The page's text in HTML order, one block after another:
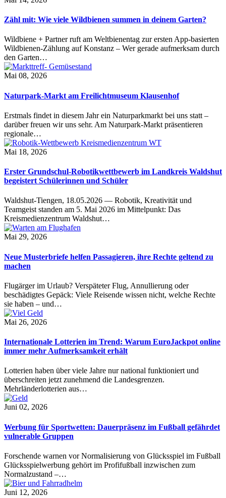
Zähl mit: Wie viele Wildbienen summen in deinem Garten?
Wildbiene + Partner ruft am Weltbienentag zur ersten App-basierten
Wildbienen-Zählung auf Konstanz – Wer gerade aufmerksam durch
den Garten…
Mai 08, 2026
Naturpark-Markt am Freilichtmuseum Klausenhof
Erstmals findet in diesem Jahr ein Naturparkmarkt bei uns statt –
darüber freuen wir uns sehr. Am Naturpark-Markt präsentieren
regionale…
Mai 18, 2026
Erster Grundschul-Robotikwettbewerb im Landkreis Waldshut
begeistert Schülerinnen und Schüler
Waldshut-Tiengen, 18.05.2026 — Robotik, Kreativität und
Teamgeist standen am 5. Mai 2026 im Mittelpunkt: Das
Kreismedienzentrum Waldshut…
Mai 29, 2026
Neue Musterbriefe helfen Passagieren, ihre Rechte geltend zu
machen
Flugärger im Urlaub? Verspäteter Flug, Annullierung oder
beschädigtes Gepäck: Viele Reisende wissen nicht, welche Rechte
sie haben – und…
Mai 26, 2026
Internationale Lotterien im Trend: Warum EuroJackpot online
immer mehr Aufmerksamkeit erhält
Lotterien haben über viele Jahre nur national funktioniert und
überschreiten jetzt zunehmend die Landesgrenzen.
Mehrländerlotterien aus…
Juni 02, 2026
Werbung für Sportwetten: Dauerpräsenz im Fußball gefährdet
vulnerable Gruppen
Forschende warnen vor Normalisierung von Glücksspiel im Fußball
Glücksspielwerbung gehört im Profifußball inzwischen zum
Normalzustand –…
Juni 12, 2026